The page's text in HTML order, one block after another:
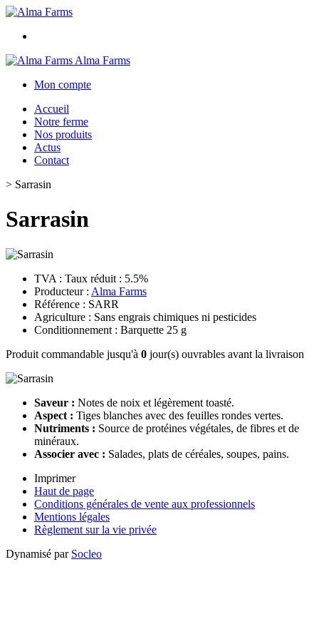
Alma Farms
Mon compte
Accueil
Notre ferme
Nos produits
Actus
Contact
> Sarrasin
Sarrasin
TVA : Taux réduit : 5.5%
Producteur : Alma Farms
Référence : SARR
Agriculture : Sans engrais chimiques ni pesticides
Conditionnement : Barquette 25 g
Produit commandable jusqu'à 0 jour(s) ouvrables avant la livraison
Saveur : Notes de noix et légèrement toasté.
Aspect : Tiges blanches avec des feuilles rondes vertes.
Nutriments : Source de protéines végétales, de fibres et de
minéraux.
Associer avec : Salades, plats de céréales, soupes, pains.
Imprimer
Haut de page
Conditions générales de vente aux professionnels
Mentions légales
Règlement sur la vie privée
Dynamisé par Socleo